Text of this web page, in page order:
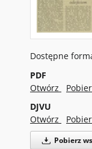
Dostępne
PDF
Otwórz
DJVU
Otwórz
Pobierz